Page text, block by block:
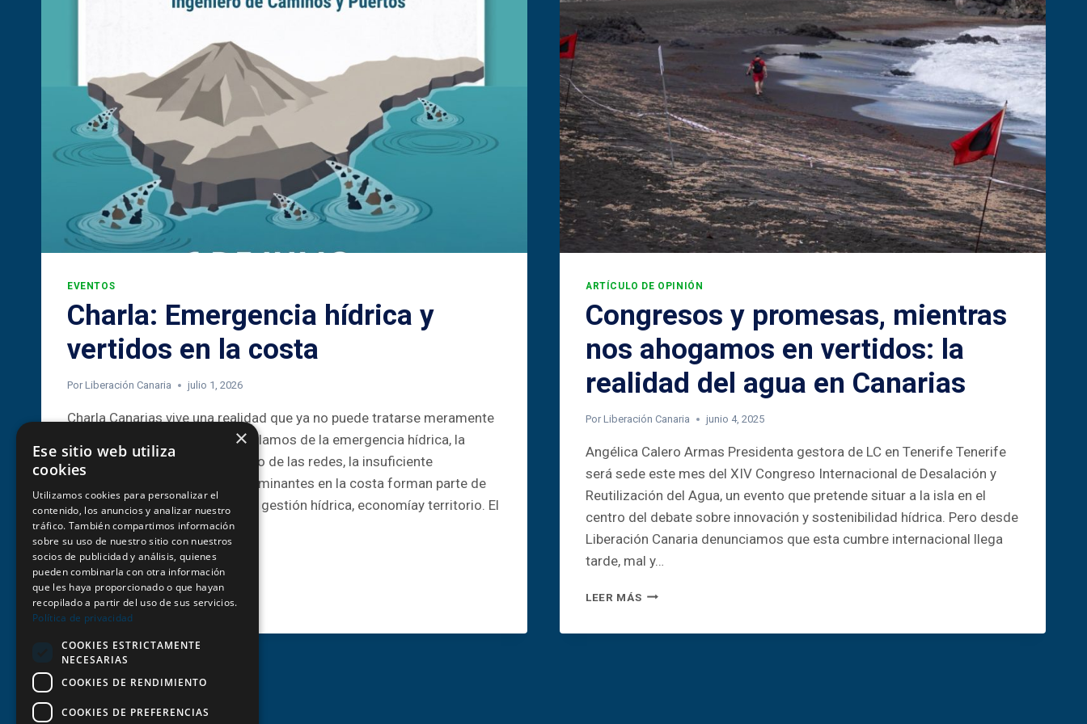
EVENTOS
Charla: Emergencia hídrica y
vertidos en la costa
Por Liberación Canaria julio 1, 2026
Charla Canarias vive una realidad que ya no puede tratarse meramente
como un problema puntual. Hablamos de la emergencia hídrica, la
pérdida de recursos, el deterioro de las redes, la insuficiente
depuración y los vertidos contaminantes en la costa forman parte de
una misma crisis de modelo de gestión hídrica, economíay territorio. El
agua es…
LEER MÁSCHARLA:
EMERGENCIA
HÍDRICA
Y
EN
LA
COSTA
ARTÍCULO DE OPINIÓN
Congresos y promesas, mientras
nos ahogamos en vertidos: la
realidad del agua en Canarias
Por Liberación Canaria junio 4, 2025
Angélica Calero Armas Presidenta gestora de LC en Tenerife Tenerife
será sede este mes del XIV Congreso Internacional de Desalación y
Reutilización del Agua, un evento que pretende situar a la isla en el
centro del debate sobre innovación y sostenibilidad hídrica. Pero desde
Liberación Canaria denunciamos que esta cumbre internacional llega
tarde, mal y…
LEER MÁSCONGRESOS
×
Ese sitio web utiliza
cookies
Utilizamos cookies para personalizar el
contenido, los anuncios y analizar nuestro
tráfico. También compartimos información
sobre su uso de nuestro sitio con nuestros
socios de publicidad y análisis, quienes
pueden combinarla con otra información
que les haya proporcionado o que hayan
recopilado a partir del uso de sus servicios.
Política de privacidad
COOKIES ESTRICTAMENTE
NECESARIAS
COOKIES DE RENDIMIENTO
COOKIES DE PREFERENCIAS